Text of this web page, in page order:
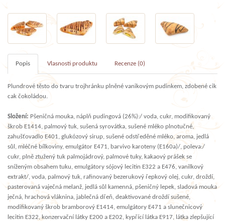
Popis Vlasnosti produktu Recenze (0)
Plundrové těsto do tvaru trojhránku plněné vanikovým pudinkem, zdobené cik
cak čokoládou.
Složení: Pšeničná mouka, náplň pudingová (26%):/ voda, cukr, modifikovaný
škrob E1414, palmový tuk, sušená syrovátka, sušené mléko plnotučné,
zahušťovadlo E401, glukózový sirup, sušené odstředěné mléko, aroma, jedlá
sůl, mléčné bílkoviny, emulgátor E471, barvivo karoteny (E160a)/, poleva:/
cukr, plně ztužený tuk palmojádrový, palmové tuky, kakaový prášek se
sníženým obsahem tuku, emulgátory sójový lecitin E322 a E476, vanilkový
extrakt/, voda, palmový tuk, rafinovaný bezerukový řepkový olej, cukr, droždí,
pasterovaná vaječná melanž, jedlá sůl kamenná, pšeničný lepek, sladová mouka
ječná, hrachová vláknina, jablečná dřeň, deaktivované droždí sušené,
modifikovaný škrob bramborový E1414, emulgátory E471 a slunečnicový
lecitin E322, konzervační látky E200 a E202, kypřící látka E917, látka zlepšující